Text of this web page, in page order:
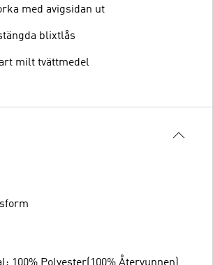
med avigsidan ut
blixtlås
milt tvättmedel